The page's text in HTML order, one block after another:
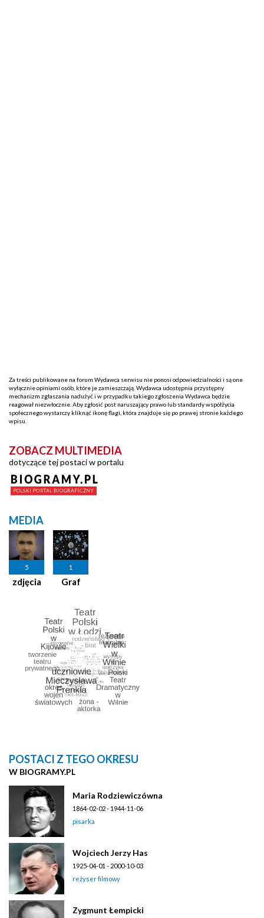
Za treści publikowane na forum Wydawca serwisu nie ponosi odpowiedzialności i są one
wyłącznie opiniami osób, które je zamieszczają. Wydawca udostępnia przystępny
mechanizm zgłaszania nadużyć i w przypadku takiego zgłoszenia Wydawca będzie
reagował niezwłocznie. Aby zgłosić post naruszający prawo lub standardy współżycia
społecznego wystarczy kliknąć ikonę flagi, która znajduje się po prawej stronie każdego
wpisu.
ZOBACZ MULTIMEDIA
dotyczące tej postaci w portalu
MEDIA
5
zdjęcia
1
Graf
POSTACI Z TEGO OKRESU
W BIOGRAMY.PL
Maria Rodziewiczówna
1864-02-02 - 1944-11-06
pisarka
Wojciech Jerzy Has
1925-04-01 - 2000-10-03
reżyser filmowy
Zygmunt Łempicki